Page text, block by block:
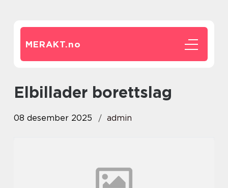
MERAKT.no
elbillader borettslag
08 desember 2025 admin